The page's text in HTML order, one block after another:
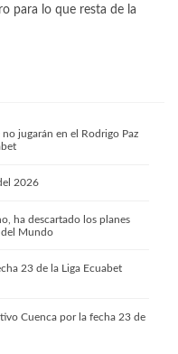
para lo que resta de la
jugarán en el Rodrigo Paz
2026
ha descartado los planes
del Mundo
23 de la Liga Ecuabet
Cuenca por la fecha 23 de